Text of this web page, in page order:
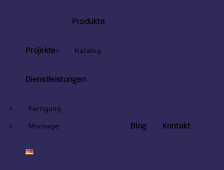
Projekte
Produkte
Katalog
Dienstleistungen
Fertigung
Montage
Blog Kontakt